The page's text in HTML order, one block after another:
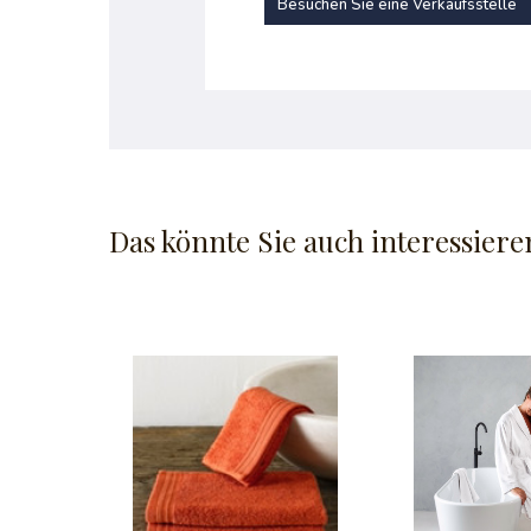
Besuchen Sie eine Verkaufsstelle
Das könnte Sie auch